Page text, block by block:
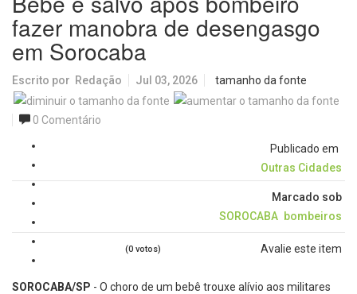
fazer manobra de desengasgo
em Sorocaba
Escrito por Redação Jul 03, 2026 tamanho da fonte
0 Comentário
Publicado em
Outras Cidades
Marcado sob
SOROCABA bombeiros
Avalie este item
(0 votos)
SOROCABA/SP - O choro de um bebê trouxe alívio aos militares